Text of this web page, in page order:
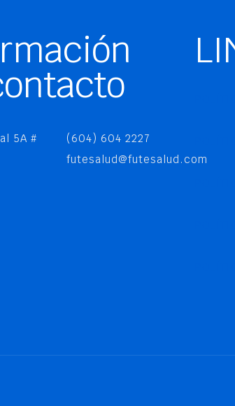
5A #
(604) 604 2227
futesalud@futesalud.com